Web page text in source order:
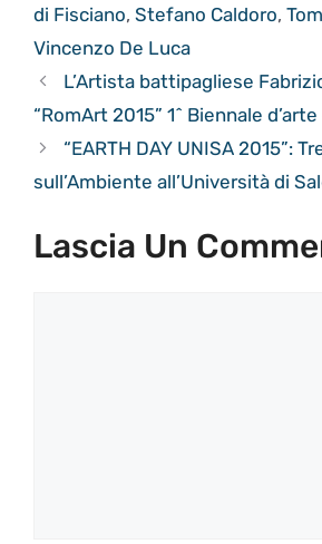
di Fisciano, Stefano Caldoro,
Vincenzo De Luca
L’Artista battipagliese
“RomArt 2015” 1^ Biennale
“EARTH DAY UNISA 2015”:
sull’Ambiente all’Università di
Lascia Un